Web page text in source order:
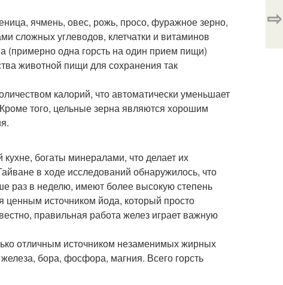
ячмень, овес, рожь, просо, фуражное зерно,
сложных углеводов, клетчатки и витаминов
(примерно одна горсть на один прием пищи)
животной пищи для сохранения так
калорий, что автоматически уменьшает
того, цельные зерна являются хорошим
богаты минералами, что делает их
в ходе исследований обнаружилось, что
раз в неделю, имеют более высокую степень
ценным источником йода, который просто
правильная работа желез играет важную
отличным источником незаменимых жирных
бора, фосфора, магния. Всего горсть
⇨